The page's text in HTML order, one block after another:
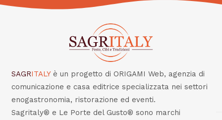
SAGRITALY è un progetto di ORIGAMI Web, agenzia di
comunicazione e casa editrice specializzata nei settori
enogastronomia, ristorazione ed eventi.
Sagritaly® e Le Porte del Gusto® sono marchi